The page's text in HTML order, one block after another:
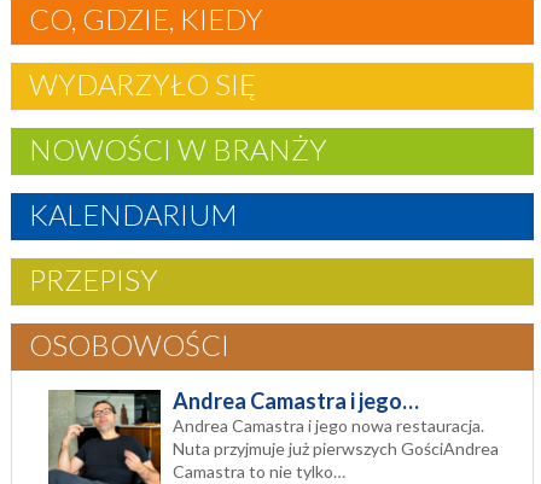
CO, GDZIE, KIEDY
WYDARZYŁO SIĘ
NOWOŚCI W BRANŻY
KALENDARIUM
PRZEPISY
OSOBOWOŚCI
Andrea Camastra i jego…
Andrea Camastra i jego nowa restauracja.
Nuta przyjmuje już pierwszych GościAndrea
Camastra to nie tylko…